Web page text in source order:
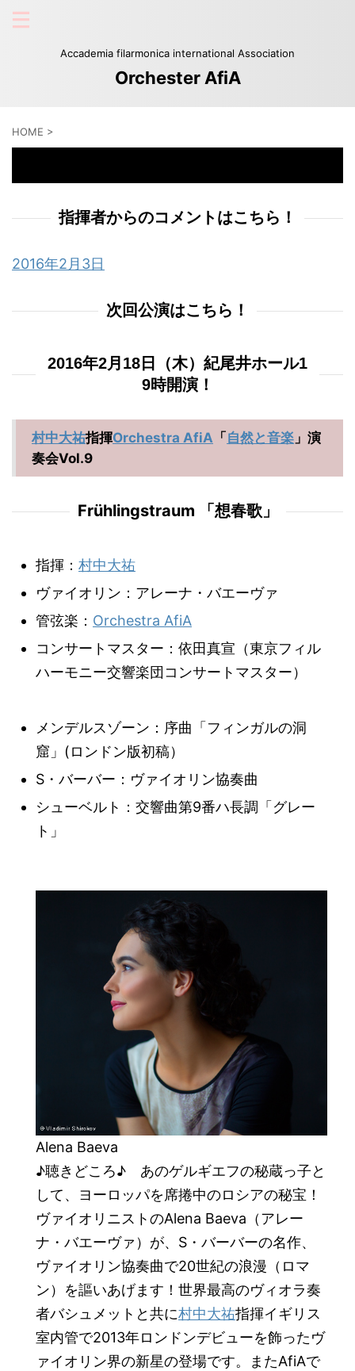
Accademia filarmonica international Association
Orchester AfiA
HOME >
指揮者からのコメントはこちら！
2016年2月3日
次回公演はこちら！
2016年2月18日（木）紀尾井ホール1
9時開演！
村中大祐指揮Orchestra AfiA 「 自然と音楽 」演
奏会Vol.9
Frühlingstraum 「想春歌」
指揮： 村中大祐
ヴァイオリン：アレーナ・バエーヴァ
管弦楽： Orchestra AfiA
コンサートマスター：依田真宣（東京フィル
ハーモニー交響楽団コンサートマスター）
メンデルスゾーン：序曲「フィンガルの洞
窟」(ロンドン版初稿）
S・バーバー：ヴァイオリン協奏曲
シューベルト：交響曲第9番ハ長調「グレー
ト」
Alena Baeva
♪聴きどころ♪ あのゲルギエフの秘蔵っ子と
して、ヨーロッパを席捲中のロシアの秘宝！
ヴァイオリニストのAlena Baeva（アレー
ナ・バエーヴァ）が、S・バーバーの名作、
ヴァイオリン協奏曲で20世紀の浪漫（ロマ
ン）を謳いあげます！世界最高のヴィオラ奏
者バシュメットと共に村中大祐指揮イギリス
室内管で2013年ロンドンデビューを飾ったヴ
ァイオリン界の新星の登場です。またAfiAで